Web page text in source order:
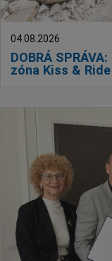
DOBRÁ
zóna Kiss & Ride
04.08.2026